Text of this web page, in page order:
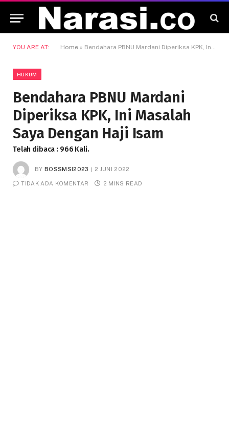
YOU ARE AT: Home » Bendahara PBNU Mardani Diperiksa KPK, Ini Masalah Saya Dengan Haji Isam
HUKUM
Bendahara PBNU Mardani
Diperiksa KPK, Ini Masalah
Saya Dengan Haji Isam
Telah dibaca : 966 Kali.
BY BOSSMSI2023 2 JUNI 2022
TIDAK ADA KOMENTAR 2 MINS READ